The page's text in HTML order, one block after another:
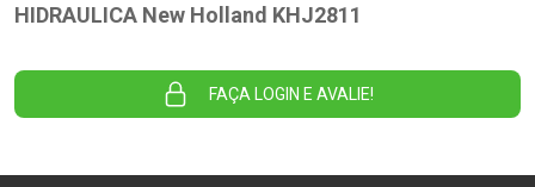
HIDRAULICA New Holland KHJ2811
FAÇA LOGIN E AVALIE!